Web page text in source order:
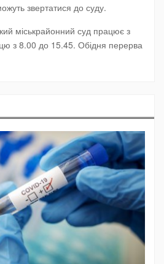
звертатися до суду.
міськрайонний суд працює з
з 8.00 до 15.45. Обідня перерва